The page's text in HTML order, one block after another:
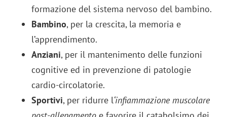
formazione del sistema nervoso del bambino.
Bambino, per la crescita, la memoria e
l’apprendimento.
Anziani, per il mantenimento delle funzioni
cognitive ed in prevenzione di patologie
cardio-circolatorie.
Sportivi, per ridurre l‘infiammazione muscolare